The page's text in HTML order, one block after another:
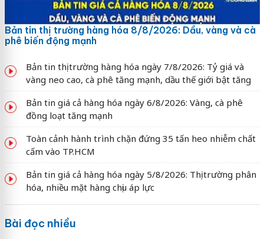
Bản tin thị trường hàng hóa 8/8/2026: Dầu, vàng và cà
phê biến động mạnh
Bản tin thị trường hàng hóa ngày 7/8/2026: Tỷ giá và
vàng neo cao, cà phê tăng mạnh, dầu thế giới bật tăng
Bản tin giá cả hàng hóa ngày 6/8/2026: Vàng, cà phê
đồng loạt tăng mạnh
Toàn cảnh hành trình chặn đứng 35 tấn heo nhiễm chất
cấm vào TP.HCM
Bản tin giá cả hàng hóa ngày 5/8/2026: Thị trường phân
hóa, nhiều mặt hàng chịu áp lực
Bài đọc nhiều